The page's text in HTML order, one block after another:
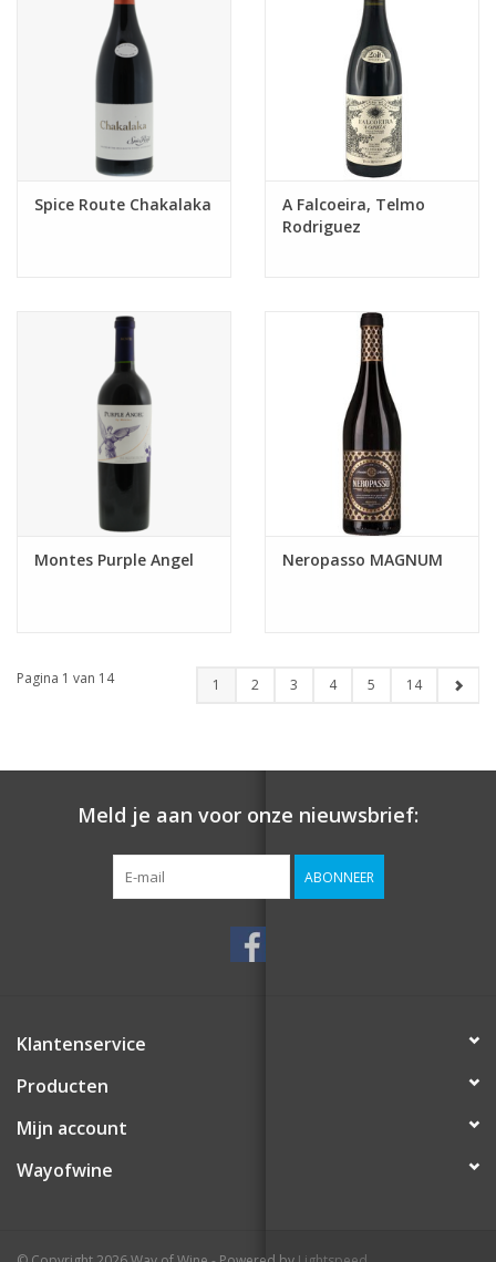
Spice Route Chakalaka
A Falcoeira, Telmo
Rodriguez
Montes Purple Angel Neropasso MAGNUM
Pagina 1 van 14 1 2 3 4 5 14
Meld je aan voor onze nieuwsbrief:
ABONNEER
Klantenservice
Producten
Mijn account
Wayofwine